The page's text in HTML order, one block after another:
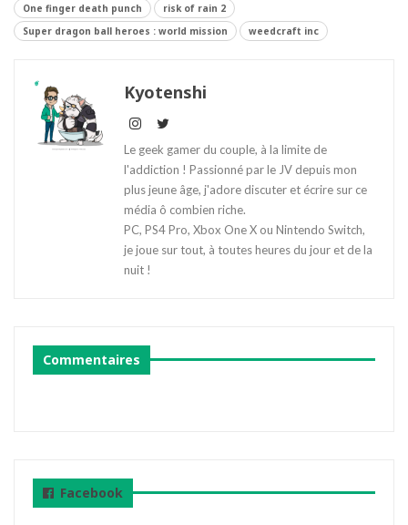
One finger death punch
risk of rain 2
Super dragon ball heroes : world mission
weedcraft inc
Kyotenshi
Le geek gamer du couple, à la limite de
l'addiction ! Passionné par le JV depuis mon
plus jeune âge, j'adore discuter et écrire sur ce
média ô combien riche.
PC, PS4 Pro, Xbox One X ou Nintendo Switch,
je joue sur tout, à toutes heures du jour et de la
nuit !
Commentaires
Facebook